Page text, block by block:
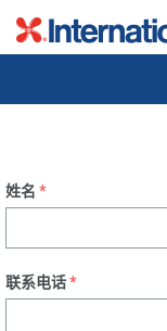
姓名 *
联系电话*